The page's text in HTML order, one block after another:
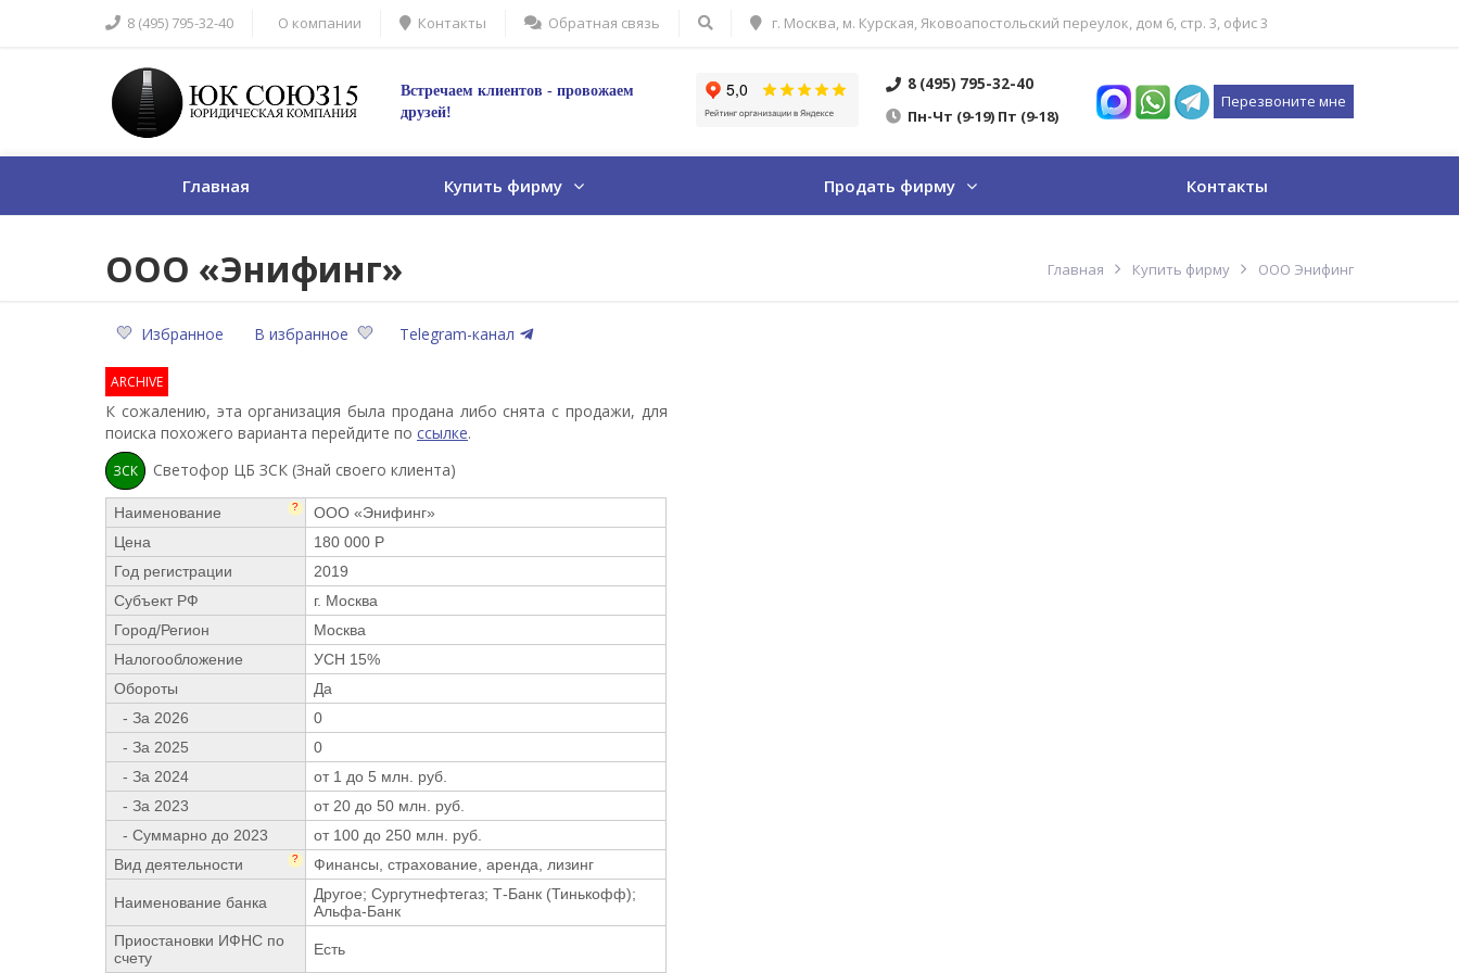
8 (495) 795-32-40 О компании Контакты Обратная связь г. Москва, м. Курская, Яковоапостольский переулок, дом 6, стр. 3, офис 3
Встречаем клиентов - провожаем
друзей!
8 (495) 795-32-40
Пн-Чт (9-19) Пт (9-18)
Перезвоните мне
Главная Купить фирму Продать фирму Контакты
ООО «Энифинг» Главная Купить фирму ООО Энифинг
Избранное В избранное Telegram-канал
ARCHIVE
К сожалению, эта организация была продана либо снята с продажи, для
поиска похожего варианта перейдите по ссылке.
ЗСК Светофор ЦБ ЗСК (Знай своего клиента)
Наименование ?
ООО «Энифинг»
Цена
180 000 Р
Год регистрации
2019
Субъект РФ
г. Москва
Город/Регион
Москва
Налогообложение
УСН 15%
Обороты
Да
- За 2026
0
- За 2025
0
- За 2024
от 1 до 5 млн. руб.
- За 2023
от 20 до 50 млн. руб.
- Суммарно до 2023
от 100 до 250 млн. руб.
Вид деятельности
? Финансы, страхование, аренда, лизинг
Наименование банка
Другое; Сургутнефтегаз; Т-Банк (Тинькофф);
Альфа-Банк
Приостановки ИФНС по
счету
Есть